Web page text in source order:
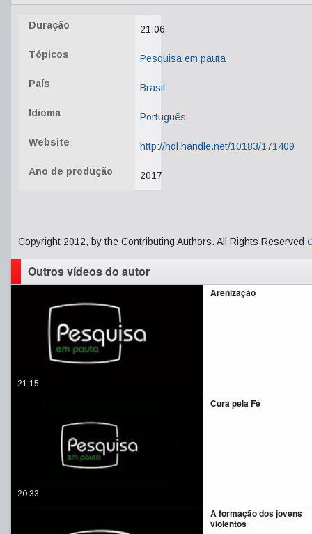
Duração 21:06
Tópicos Pesquisa em pauta
País Brasil
Idioma Português
Website http://hdl.handle.net/10183/171409
Ano de produção 2017
Copyright 2012, by the Contributing Authors. All Rights Reserved
Outros vídeos do autor
Arenização
21:15
Cura pela Fé
20:33
A formação dos jovens
violentos